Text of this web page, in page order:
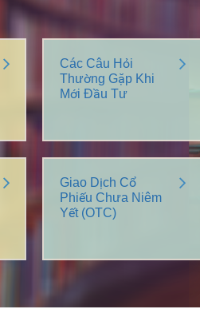
Các Câu Hỏi
Thường Gặp Khi
Mới Đầu Tư
Giao Dịch Cổ
Phiếu Chưa Niêm
Yết (OTC)